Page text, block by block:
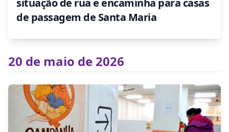
de passagem de Santa Maria
20 de maio de 2026